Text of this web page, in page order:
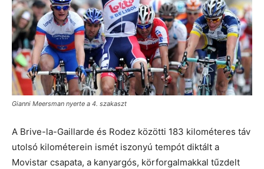
Gianni Meersman nyerte a 4. szakaszt
A Brive-la-Gaillarde és Rodez közötti 183 kilométeres táv
utolsó kilométerein ismét iszonyú tempót diktált a
Movistar csapata, a kanyargós, körforgalmakkal tűzdelt